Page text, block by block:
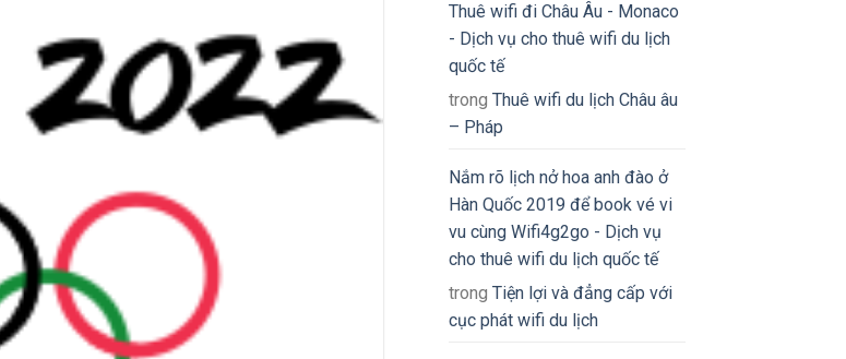
Thuê wifi đi Châu Âu - Monaco
- Dịch vụ cho thuê wifi du lịch
quốc tế
trong Thuê wifi du lịch Châu âu
– Pháp
Nắm rõ lịch nở hoa anh đào ở
Hàn Quốc 2019 để book vé vi
vu cùng Wifi4g2go - Dịch vụ
cho thuê wifi du lịch quốc tế
trong Tiện lợi và đẳng cấp với
cục phát wifi du lịch